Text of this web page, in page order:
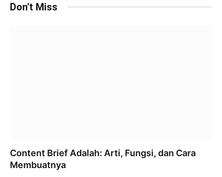
Don't Miss
Content Brief Adalah: Arti, Fungsi, dan Cara
Membuatnya